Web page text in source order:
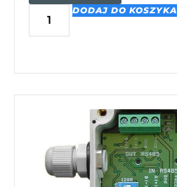
DODAJ DO KOSZYKA